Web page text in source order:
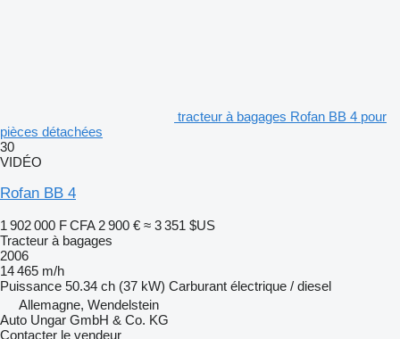
tracteur à bagages Rofan BB 4 pour
pièces détachées
30
VIDÉO
Rofan BB 4
1 902 000 F CFA 2 900 € ≈ 3 351 $US
Tracteur à bagages
2006
14 465 m/h
Puissance 50.34 ch (37 kW) Carburant électrique / diesel
Allemagne, Wendelstein
Auto Ungar GmbH & Co. KG
Contacter le vendeur